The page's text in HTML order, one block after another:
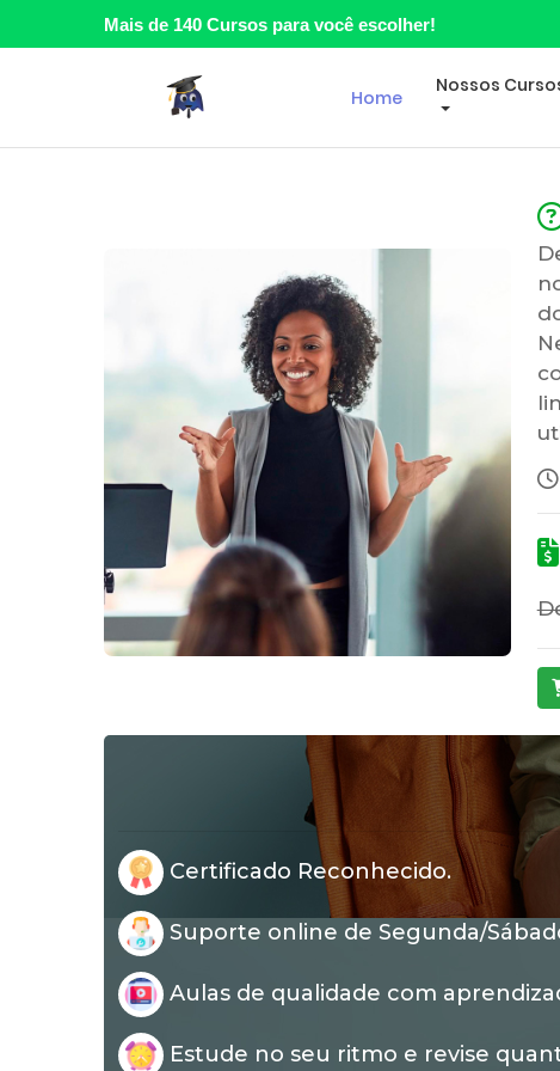
Mais de 140 Cursos para você escolher!
Home
Nossos
Certificado Reconhecido.
Suporte online de Segunda/
Aulas de qualidade com
Estude no seu ritmo e revise